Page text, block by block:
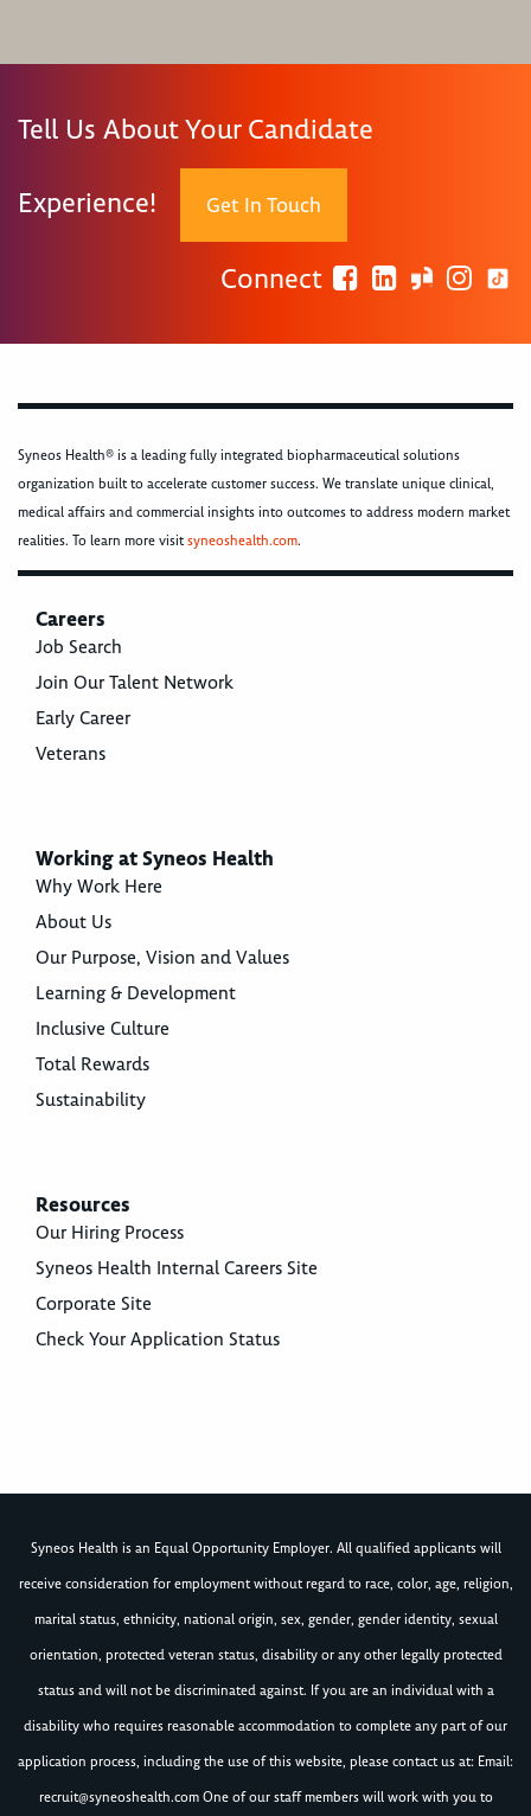
Tell Us About Your Candidate
Experience! Get In Touch
Connect
Syneos Health® is a leading fully integrated biopharmaceutical solutions
organization built to accelerate customer success. We translate unique clinical,
medical affairs and commercial insights into outcomes to address modern market
realities. To learn more visitsyneoshealth.com.
Careers
Job Search
Join Our Talent Network
Early Career
Veterans
Working at Syneos Health
Why Work Here
About Us
Our Purpose, Vision and Values
Learning & Development
Inclusive Culture
Total Rewards
Sustainability
Resources
Our Hiring Process
Syneos Health Internal Careers Site
Corporate Site
Check Your Application Status
Syneos Health is an Equal Opportunity Employer. All qualified applicants will
receive consideration for employment without regard to race, color, age, religion,
marital status, ethnicity, national origin, sex, gender, gender identity, sexual
orientation, protected veteran status, disability or any other legally protected
status and will not be discriminated against. If you are an individual with a
disability who requires reasonable accommodation to complete any part of our
application process, including the use of this website, please contact us at: Email:
recruit@syneoshealth.comOne of our staff members will work with you to